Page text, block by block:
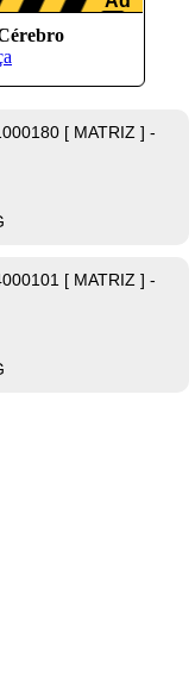
[ MATRIZ ] -
[ MATRIZ ] -